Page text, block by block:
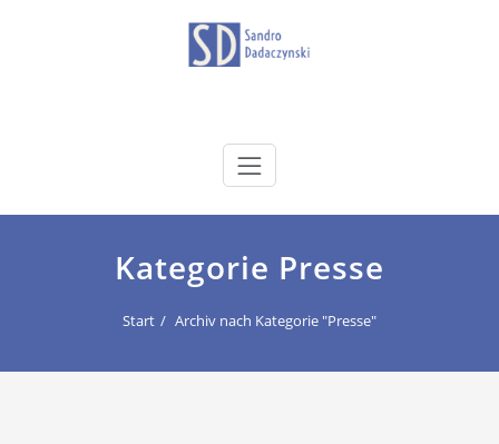
dadaczynski.de
Kategorie Presse
Start Archiv nach Kategorie "Presse"